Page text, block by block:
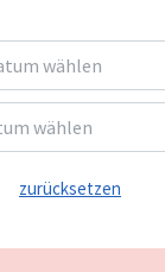
zurücksetzen